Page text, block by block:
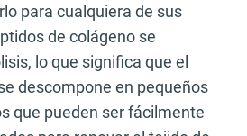
para cualquiera de sus
de colágeno se
lo que significa que el
descompone en pequeños
que pueden ser fácilmente